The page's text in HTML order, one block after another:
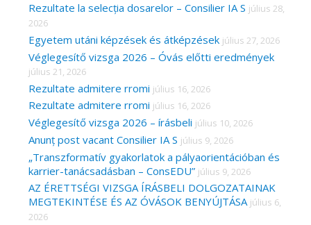
h
f
r
:
Rezultate la selecția dosarelor – Consilier IA S július 28,
2026
Egyetem utáni képzések és átképzések július 27, 2026
Véglegesítő vizsga 2026 – Óvás előtti eredmények
július 21, 2026
Rezultate admitere rromi július 16, 2026
Rezultate admitere rromi július 16, 2026
Véglegesítő vizsga 2026 – írásbeli július 10, 2026
Anunț post vacant Consilier IA S július 9, 2026
„Transzformatív gyakorlatok a pályaorientációban és
karrier-tanácsadásban – ConsEDU” július 9, 2026
AZ ÉRETTSÉGI VIZSGA ÍRÁSBELI DOLGOZATAINAK
MEGTEKINTÉSE ÉS AZ ÓVÁSOK BENYÚJTÁSA július 6,
2026